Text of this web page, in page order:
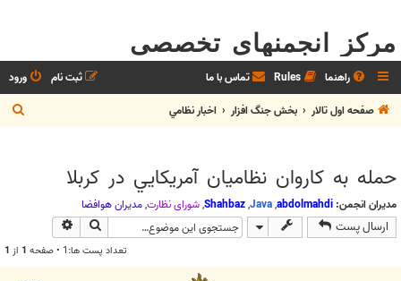
مرکز انجمنهای تخصصی
راهنما Rules تماس با ما ورود
ثبت نام
صفحه اول تالار
بخش جنگ افزار اخبار نظامي
س
حمله به كاروان نظاميان آمريكايي در كربلا
مدیران انجمن: abdolmahdi
,
Java
,
Shahbaz
,شوراي نظارت,مديران هوافضا
ارسال پست جستجو
تعداد پست ها:1 • صفحه 1 از 1